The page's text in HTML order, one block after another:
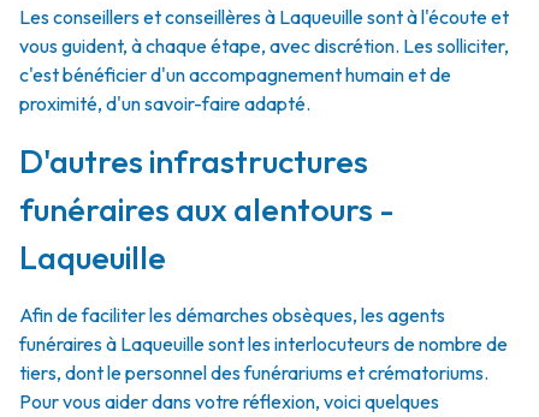
Les conseillers et conseillères à Laqueuille sont à l'écoute et
vous guident, à chaque étape, avec discrétion. Les solliciter,
c'est bénéficier d'un accompagnement humain et de
proximité, d'un savoir-faire adapté.
D'autres infrastructures
funéraires aux alentours -
Laqueuille
Afin de faciliter les démarches obsèques, les agents
funéraires à Laqueuille sont les interlocuteurs de nombre de
tiers, dont le personnel des funérariums et crématoriums.
Pour vous aider dans votre réflexion, voici quelques